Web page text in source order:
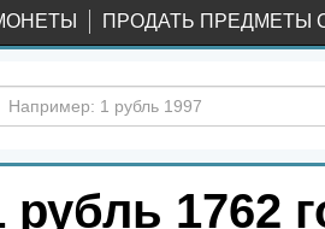
ПРОДАТЬ ПРЕДМЕТЫ
рубль